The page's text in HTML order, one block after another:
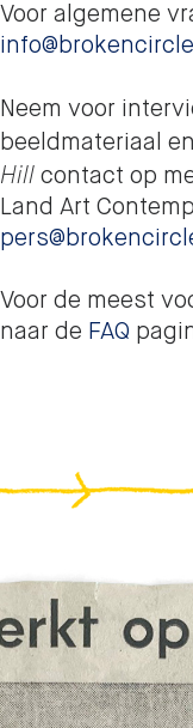
Voor algemene
Neem voor
beeldmateriaal
Hillcontact op
Land Art
Voor de meest
naar de FAQ